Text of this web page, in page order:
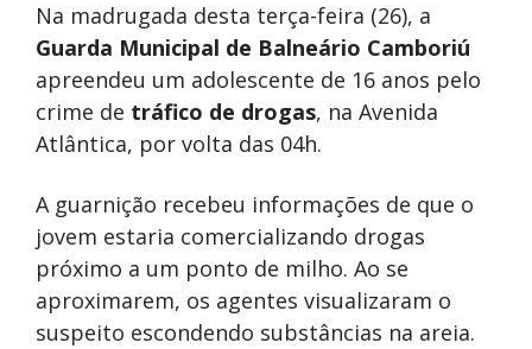
Na madrugada desta terça-feira (26), a
Guarda Municipal de Balneário Camboriú
apreendeu um adolescente de 16 anos pelo
crime de tráfico de drogas, na Avenida
Atlântica, por volta das 04h.
A guarnição recebeu informações de que o
jovem estaria comercializando drogas
próximo a um ponto de milho. Ao se
aproximarem, os agentes visualizaram o
suspeito escondendo substâncias na areia.